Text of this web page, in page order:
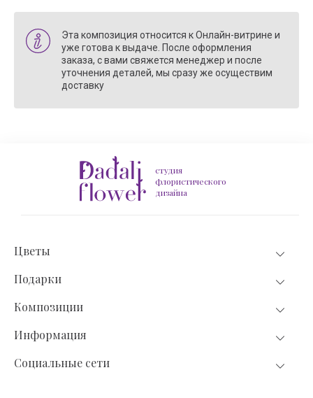
Эта композиция относится к Онлайн-витрине и
уже готова к выдаче. После оформления
заказа, с вами свяжется менеджер и после
уточнения деталей, мы сразу же осуществим
доставку
студия
флористического
дизайна
Цветы
Подарки
Композиции
Информация
Социальные сети